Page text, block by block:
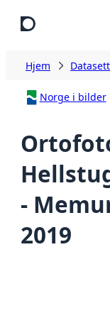
Hjem Datasett
Norge i bilder
-
2019